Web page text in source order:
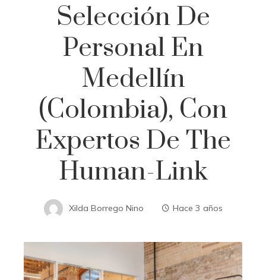
Selección De
Personal En
Medellín
(Colombia), Con
Expertos De The
Human-Link
Xilda Borrego Nino Hace 3 años